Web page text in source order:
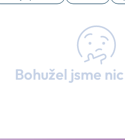
Bohužel jsme